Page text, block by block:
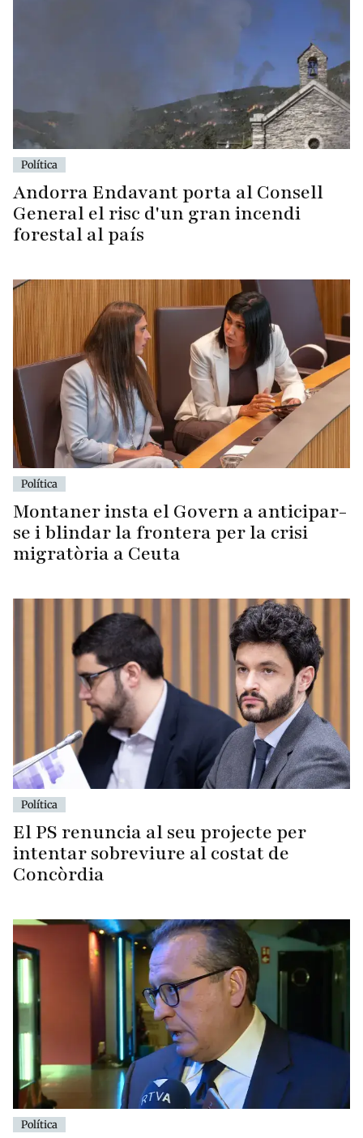
Política
Andorra Endavant porta al Consell
General el risc d'un gran incendi
forestal al país
Política
Montaner insta el Govern a anticipar-
se i blindar la frontera per la crisi
migratòria a Ceuta
Política
El PS renuncia al seu projecte per
intentar sobreviure al costat de
Concòrdia
Política